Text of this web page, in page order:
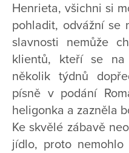
Henrieta, všichni si
pohladit, odvážní se
slavnosti nemůže
klientů, kteří se
několik týdnů
písně v podání
heligonka a zazněla
Ke skvělé zábavě
jídlo, proto